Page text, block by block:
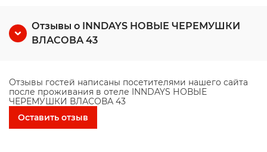
Отзывы о INNDAYS НОВЫЕ ЧЕРЕМУШКИ
ВЛАСОВА 43
Отзывы гостей написаны посетителями нашего сайта
после проживания в отеле INNDAYS НОВЫЕ
ЧЕРЕМУШКИ ВЛАСОВА 43
Оставить отзыв